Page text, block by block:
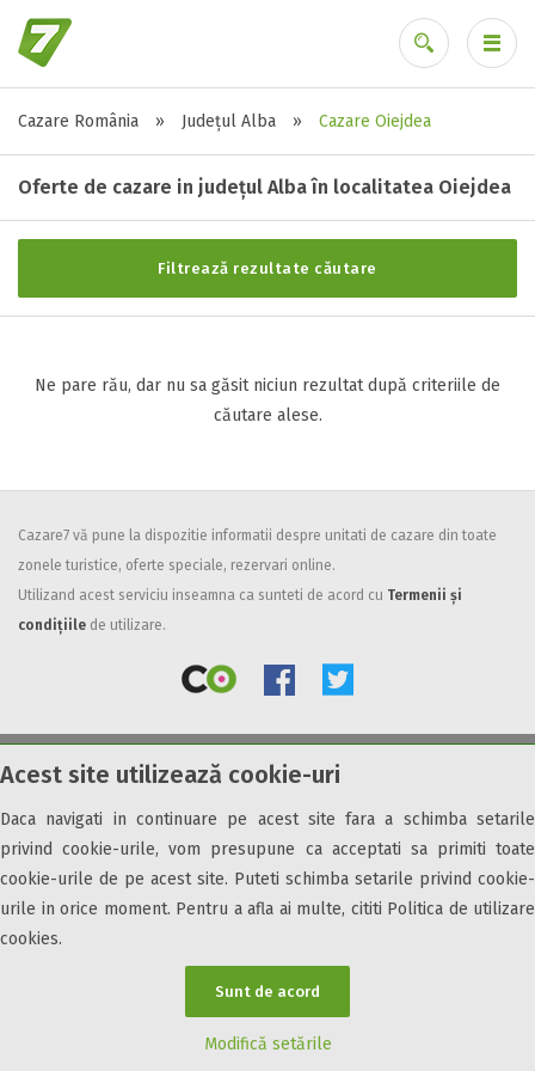
Acest site utilizează cookie-uri
Daca navigati in continuare pe acest site fara a schimba setarile
privind cookie-urile, vom presupune ca acceptati sa primiti toate
cookie-urile de pe acest site. Puteti schimba setarile privind cookie-
urile in orice moment. Pentru a afla ai multe, cititi Politica de utilizare
cookies.
Sunt de acord
Modifică setările
Cazare România » Județul Alba » Cazare Oiejdea
Oferte de cazare in județul Alba în localitatea Oiejdea
Filtrează rezultate căutare
Stele / margarete
Neclasificat
2 stele / margarete
3 stele / margarete
Facilități
Internet wireless
All inclusive
Pensiune completa
Demipensiune
Mic dejun
Accepta animale
Accepta voucher vacanta
Acces persoane cu dizabilități
Ne pare rău, dar nu sa găsit niciun rezultat după criteriile de
căutare alese.
Cazare7 vă pune la dispozitie informatii despre unitati de cazare din toate
zonele turistice, oferte speciale, rezervari online.
Utilizand acest serviciu inseamna ca sunteti de acord cu Termenii și
condițiile de utilizare.
© 2026 Cazare7. Toate drepturile rezervate.
Obiective turistice Informații utile Parteneri Cazare7 Harta Cazare7